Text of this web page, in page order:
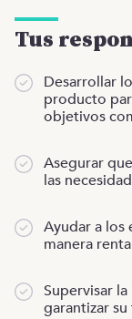
Tus
Desarrollar
producto
objetivos
Asegurar
las
Ayudar a los
manera
Supervisar
garantizar